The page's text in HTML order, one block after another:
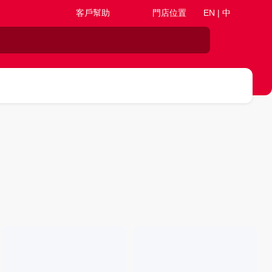
客戶幫助 門店位置 EN | 中